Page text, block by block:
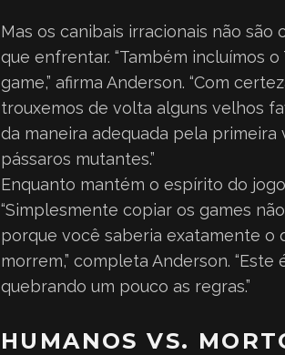
Mas os canibais irracionais não
que enfrentar. “Também incluímos
game,” afirma Anderson. “Com
trouxemos de volta alguns velhos
da maneira adequada pela primeira
pássaros mutantes.”
Enquanto mantém o espírito do
“Simplesmente copiar os games
porque você saberia exatamente o
morrem,” completa Anderson.
quebrando um pouco as regras.”
HUMANOS VS.